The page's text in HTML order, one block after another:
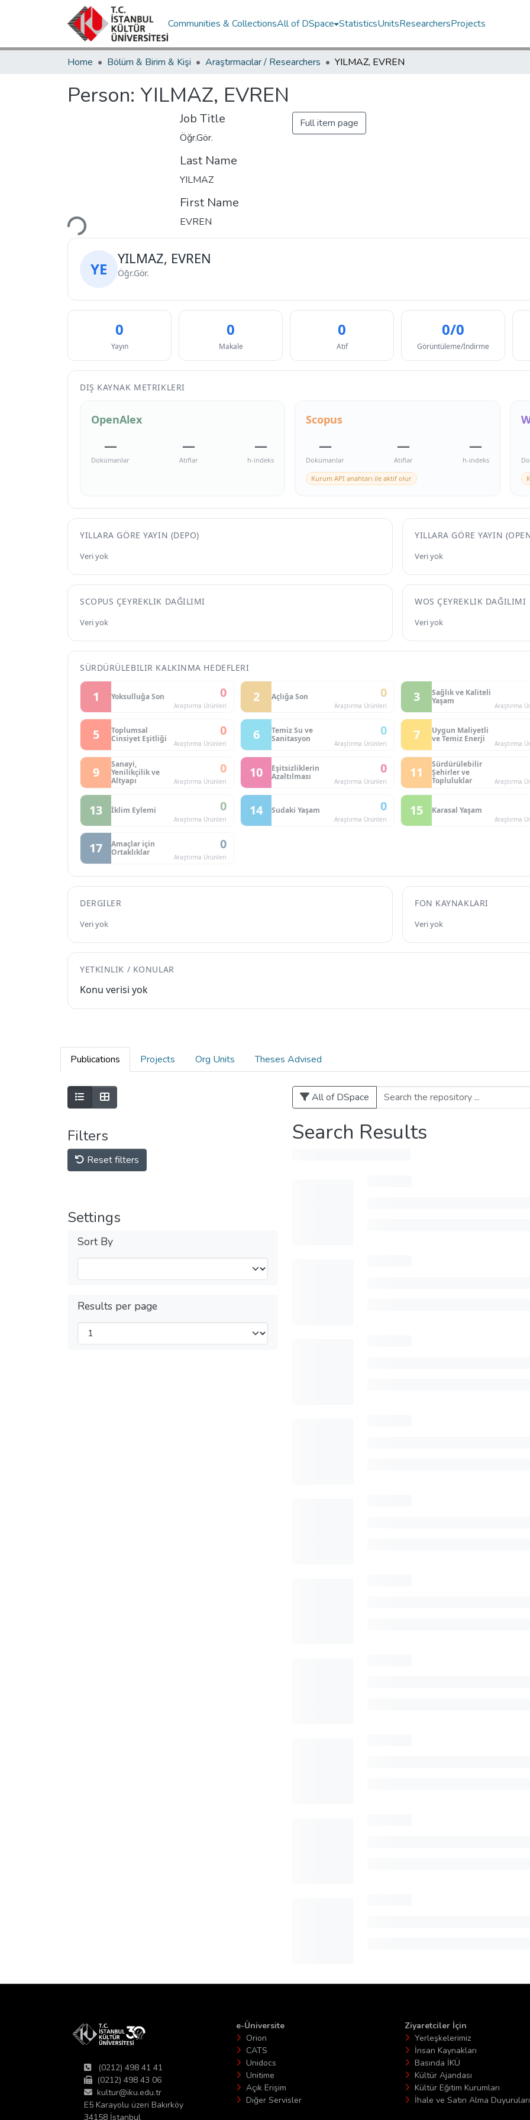
Communities & CollectionsAll of DSpace StatisticsUnitsResearchersProjects
Home Bölüm & Birim & Kişi Araştırmacılar / Researchers YILMAZ, EVREN
Person: YILMAZ, EVREN
Loading...
Job Title
Öğr.Gör.
Last Name
YILMAZ
First Name
EVREN
Full item page
YE
YILMAZ, EVREN
Öğr.Gör.
0
Yayın
0
Makale
0
Atıf
0/0
Görüntüleme/İndirme
DIŞ KAYNAK METRIKLERI
OpenAlex
—
Dokümanlar
—
Atıflar
—
h-indeks
Scopus
—
Dokümanlar
—
Atıflar
—
h-indeks
Kurum API anahtarı ile aktif olur
YILLARA GÖRE YAYIN (DEPO)
Veri yok
YILLARA GÖRE YAYIN
Veri yok
SCOPUS ÇEYREKLIK DAĞILIMI
Veri yok
WOS ÇEYREKLIK DAĞILIMI
Veri yok
SÜRDÜRÜLEBILIR KALKINMA HEDEFLERI
1 Yoksulluğa Son 0
Araştırma Ürünleri
2 Açlığa Son 0
Araştırma Ürünleri
3
Sağlık ve Kaliteli
Yaşam
Araştırma
5
Toplumsal
Cinsiyet Eşitliği
0
Araştırma Ürünleri
6
Temiz Su ve
Sanitasyon
0
Araştırma Ürünleri
7
Uygun Maliyetli
ve Temiz Enerji
Araştırma
9
Sanayi,
Yenilikçilik ve
Altyapı
0
Araştırma Ürünleri
10
Eşitsizliklerin
Azaltılması
0
Araştırma Ürünleri
11
Sürdürülebilir
Şehirler ve
Topluluklar
Araştırma
13 İklim Eylemi 0
Araştırma Ürünleri
14 Sudaki Yaşam 0
Araştırma Ürünleri
15 Karasal Yaşam
Araştırma
17
Amaçlar için
Ortaklıklar
0
Araştırma Ürünleri
DERGILER
Veri yok
FON KAYNAKLARI
Veri yok
YETKINLIK / KONULAR
Konu verisi yok
Publications Projects Org Units Theses Advised
Filters
Reset filters
Settings
Sort By
Results per page
All of DSpace
Search Results
(0212) 498 41 41
(0212) 498 43 06
kultur@iku.edu.tr
E5 Karayolu üzeri Bakırköy
34158 İstanbul
e-Üniversite
Orion
CATS
Unidocs
Unitime
Açık Erişim
Diğer Servisler
Ziyaretciler İçin
Yerleşkelerimiz
İnsan Kaynakları
Basında İKÜ
Kültür Ajandası
Kültür Eğitim Kurumları
İhale ve Satın Alma Duyuruları